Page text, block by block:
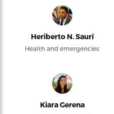
Heriberto N. Saurí
Health and emergencies
Kiara Gerena